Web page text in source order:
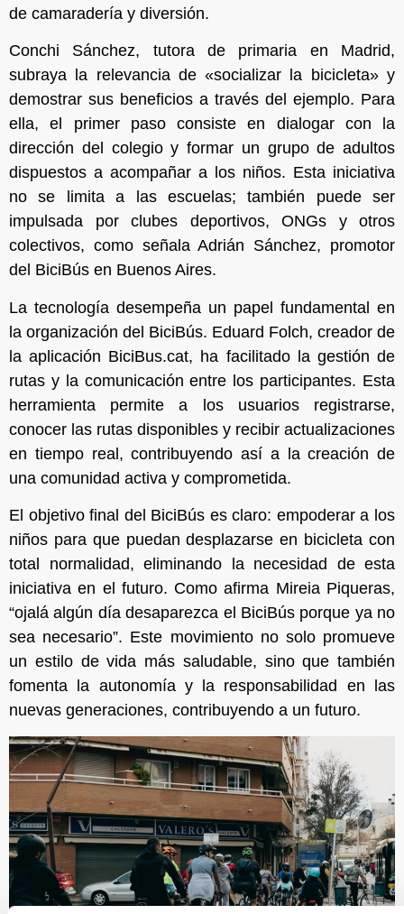
de camaradería y diversión.
Conchi Sánchez, tutora de primaria en Madrid,
subraya la relevancia de «socializar la bicicleta» y
demostrar sus beneficios a través del ejemplo. Para
ella, el primer paso consiste en dialogar con la
dirección del colegio y formar un grupo de adultos
dispuestos a acompañar a los niños. Esta iniciativa
no se limita a las escuelas; también puede ser
impulsada por clubes deportivos, ONGs y otros
colectivos, como señala Adrián Sánchez, promotor
del BiciBús en Buenos Aires.
La tecnología desempeña un papel fundamental en
la organización del BiciBús. Eduard Folch, creador de
la aplicación BiciBus.cat, ha facilitado la gestión de
rutas y la comunicación entre los participantes. Esta
herramienta permite a los usuarios registrarse,
conocer las rutas disponibles y recibir actualizaciones
en tiempo real, contribuyendo así a la creación de
una comunidad activa y comprometida.
El objetivo final del BiciBús es claro: empoderar a los
niños para que puedan desplazarse en bicicleta con
total normalidad, eliminando la necesidad de esta
iniciativa en el futuro. Como afirma Mireia Piqueras,
“ojalá algún día desaparezca el BiciBús porque ya no
sea necesario”. Este movimiento no solo promueve
un estilo de vida más saludable, sino que también
fomenta la autonomía y la responsabilidad en las
nuevas generaciones, contribuyendo a un futuro.